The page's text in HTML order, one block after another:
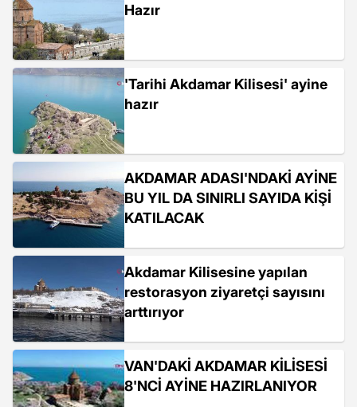
Hazır
'Tarihi Akdamar Kilisesi' ayine
hazır
AKDAMAR ADASI'NDAKİ AYİNE
BU YIL DA SINIRLI SAYIDA KİŞİ
KATILACAK
Akdamar Kilisesine yapılan
restorasyon ziyaretçi sayısını
arttırıyor
VAN'DAKİ AKDAMAR KİLİSESİ
8'NCİ AYİNE HAZIRLANIYOR